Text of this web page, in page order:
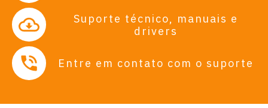
Suporte técnico, manuais e
drivers
Entre em contato com o suporte